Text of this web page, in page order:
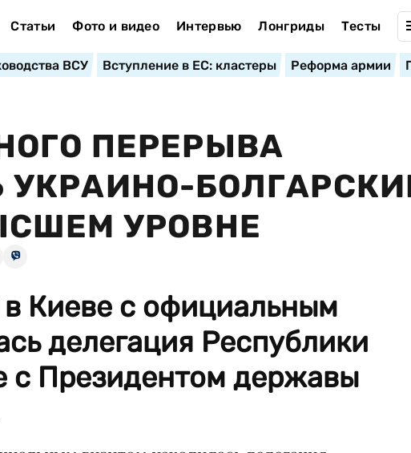
Статьи Фото и видео Интервью Лонгриды Тесты
ВСУ Вступление в ЕС: кластеры Реформа армии
ПЕРЕРЫВА
УРОВНЕ
Киеве с официальным
делегация Республики
с Президентом державы